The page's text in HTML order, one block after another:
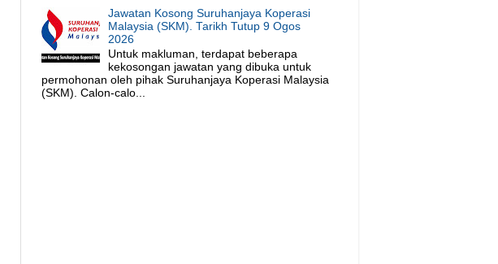
Jawatan Kosong Suruhanjaya Koperasi
Malaysia (SKM). Tarikh Tutup 9 Ogos
2026
Untuk makluman, terdapat beberapa
kekosongan jawatan yang dibuka untuk
permohonan oleh pihak Suruhanjaya Koperasi Malaysia
(SKM). Calon-calo...